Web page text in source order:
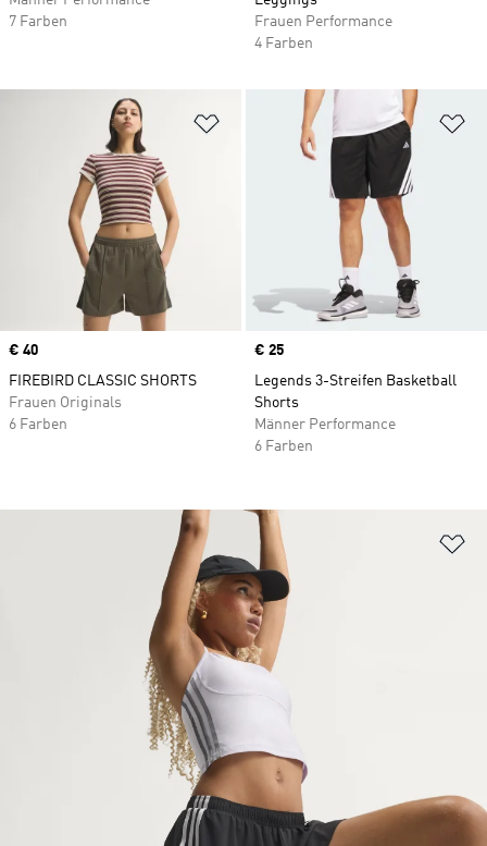
7 Farben
Frauen Performance
4 Farben
Zur Wunschliste hinzufügen
Price
€ 40
FIREBIRD CLASSIC SHORTS
Frauen Originals
6 Farben
Price
€ 25
Legends 3-Streifen Basketball
Shorts
Männer Performance
6 Farben